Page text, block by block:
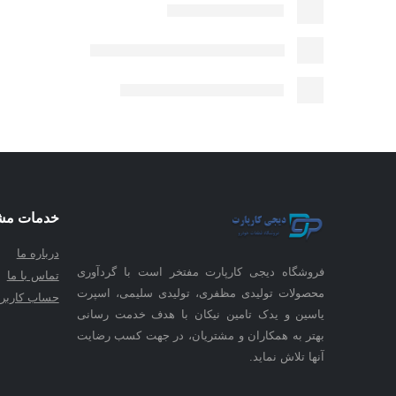
فروشگاه دیجی کارپارت مفتخر است با گردآوری
محصولات تولیدی مظفری، تولیدی سلیمی، اسپرت
یاسین و یدک تامین نیکان با هدف خدمت رسانی
بهتر به همکاران و مشتریان، در جهت کسب رضایت
آنها تلاش نماید.
خدمات
درباره ما
تماس با ما
حساب